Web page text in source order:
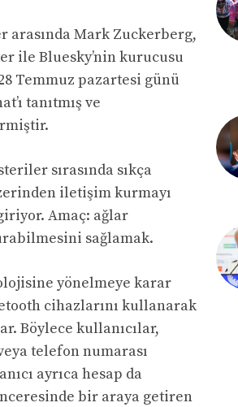
Mark Zuckerberg,
ile Bluesky’nin kurucusu
Temmuz pazartesi günü
tanıtmış ve
sırasında sıkça
iletişim kurmayı
Amaç: ağlar
sağlamak.
yönelmeye karar
cihazlarını kullanarak
Böylece kullanıcılar,
telefon numarası
ayrıca hesap da
bir araya getiren